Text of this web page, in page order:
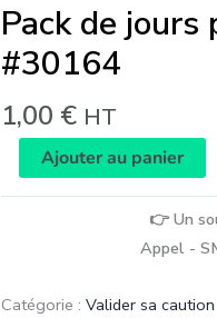
Pack de
#30164
1,00 € HT
Pack
de
jours
prépayés
pour
outil
#30164Ajouter au panier
👉 Un
Appel -
Catégorie : Valider sa caution